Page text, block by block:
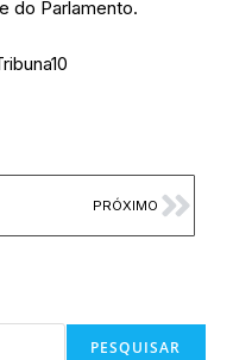
do Parlamento.
PRÓXIMO
PESQUISAR